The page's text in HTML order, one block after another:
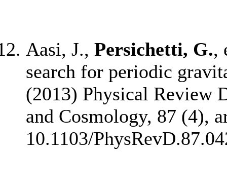
Aasi, J., Persichetti, G.,
search for periodic
(2013) Physical Review
and Cosmology, 87 (4),
10.1103/